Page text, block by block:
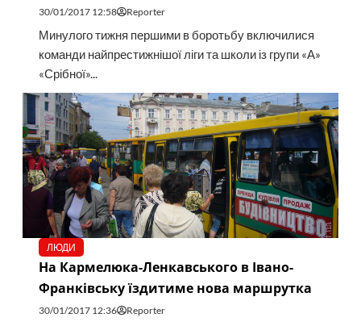
30/01/2017 12:58 Reporter
Минулого тижня першими в боротьбу включилися
команди найпрестижнішої ліги та школи із групи «А»
«Срібної»...
ЛЮДИ
На Кармелюка-Ленкавського в Івано-
Франківську їздитиме нова маршрутка
30/01/2017 12:36 Reporter